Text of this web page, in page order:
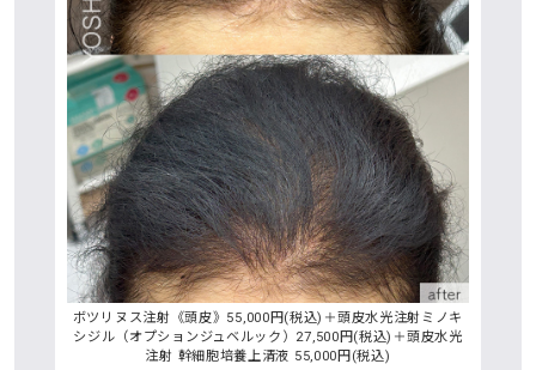
ボツリヌス注射《頭皮》55,000円(税込)＋頭皮水光注射ミノキ
シジル（オプションジュベルック）27,500円(税込)＋頭皮水光
注射 幹細胞培養上清液 55,000円(税込)